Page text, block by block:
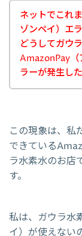
ネットでこれ
ゾンペイ）エ
どうしてガウ
AmazonPay（
ラーが発生し
この現象は、私
できている
ラ水素水のお店
す。
私は、ガウラ水
イ）が使えない